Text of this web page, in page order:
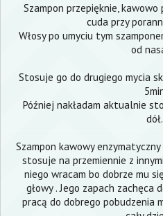
Szampon przepięknie,
cuda przy
Włosy po umyciu tym
od
Stosuje go do drugiego mycia
Później nakładam aktualnie
dół.
Szampon kawowy enzymatyczny
stosuje na przemiennie z
niego wracam bo dobrze mu
głowy . Jego zapach zachęca
pracą do dobrego pobudzenia